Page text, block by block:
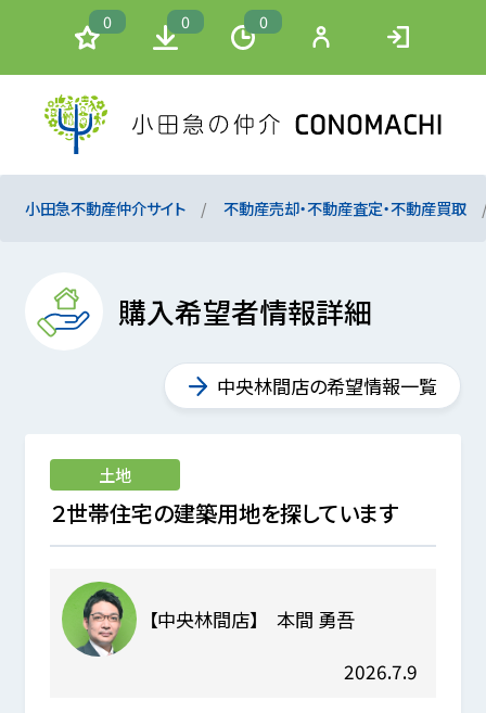
0 0 0
小田急不動産仲介サイト 不動産売却・不動産査定・不動産買取
購入希望者情報詳細
中央林間店の希望情報一覧
土地
２世帯住宅の建築用地を探しています
【中央林間店】 本間 勇吾
2026.7.9